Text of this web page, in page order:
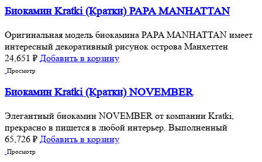
Биокамин Kratki (Кратки) PAPA MANHATTAN
Оригинальная модель биокамина PAPA MANHATTAN имеет
интересный декоративный рисунок острова Манхеттен
24,651 ₽ Добавить в корзину
Просмотр
Биокамин Kratki (Кратки) NOVEMBER
Элегантный биокамин NOVEMBER от компании Kratki,
прекрасно в пишется в любой интерьер. Выполненный
65,726 ₽ Добавить в корзину
Просмотр